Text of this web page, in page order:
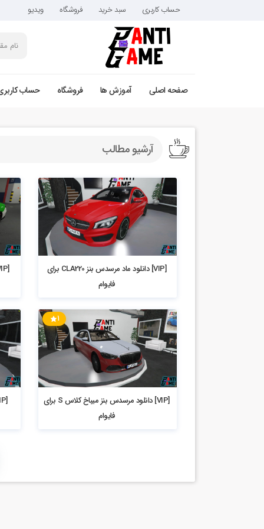
حساب کاربری سبد خرید فروشگاه ویدیو
صفحه اصلی آموزش ها فروشگاه حساب
آرشیو مطالب
1.46k بازدید
[VIP] دانلود ماد مرسدس بنز CLA220 برای
فایوام
2.43k بازدید
1
2.71k بازدید
[VIP] دانلود مرسدس بنز میباخ کلاس S برای
فایوام
3.82k بازدید